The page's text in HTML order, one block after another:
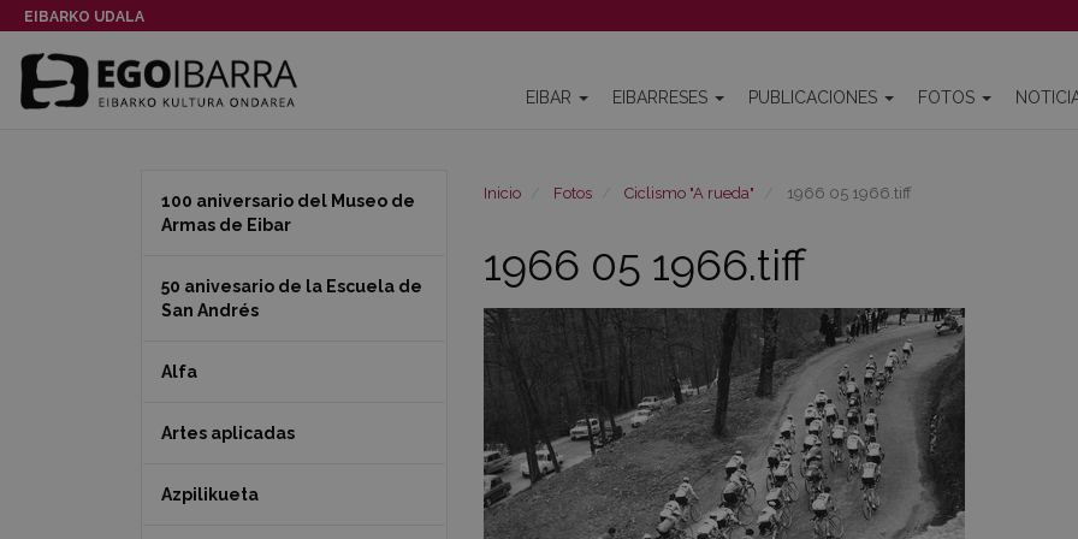
EIBARKO UDALA
EIBAR EIBARRESES PUBLICACIONES FOTOS
Inicio Fotos Ciclismo "A rueda" 1966 05 1966.tiff
1966 05 1966.tiff
100 aniversario del Museo de
Armas de Eibar
50 anivesario de la Escuela de
San Andrés
Alfa
Artes aplicadas
Azpilikueta